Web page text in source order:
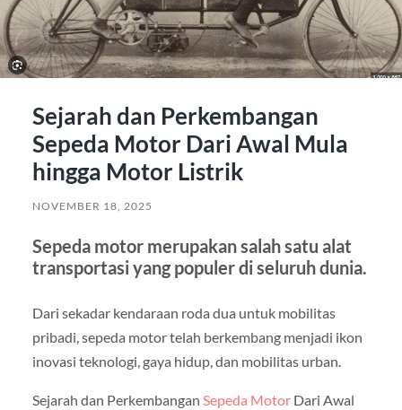
Sejarah dan Perkembangan
Sepeda Motor Dari Awal Mula
hingga Motor Listrik
NOVEMBER 18, 2025
Sepeda motor merupakan salah satu alat
transportasi yang populer di seluruh dunia.
Dari sekadar kendaraan roda dua untuk mobilitas
pribadi, sepeda motor telah berkembang menjadi ikon
inovasi teknologi, gaya hidup, dan mobilitas urban.
Sejarah dan Perkembangan Sepeda MotorDari Awal